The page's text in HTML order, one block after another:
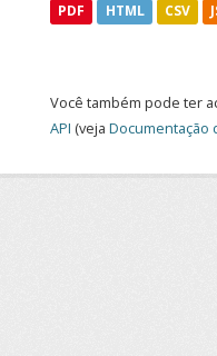
PDF HTML CSV
Você também pode ter
API (veja Documentação